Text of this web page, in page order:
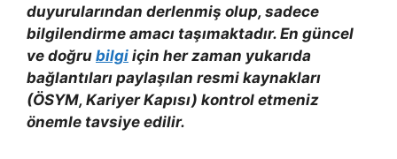
duyurularından derlenmiş olup, sadece
bilgilendirme amacı taşımaktadır. En güncel
ve doğru bilgi için her zaman yukarıda
bağlantıları paylaşılan resmi kaynakları
(ÖSYM, Kariyer Kapısı) kontrol etmeniz
önemle tavsiye edilir.